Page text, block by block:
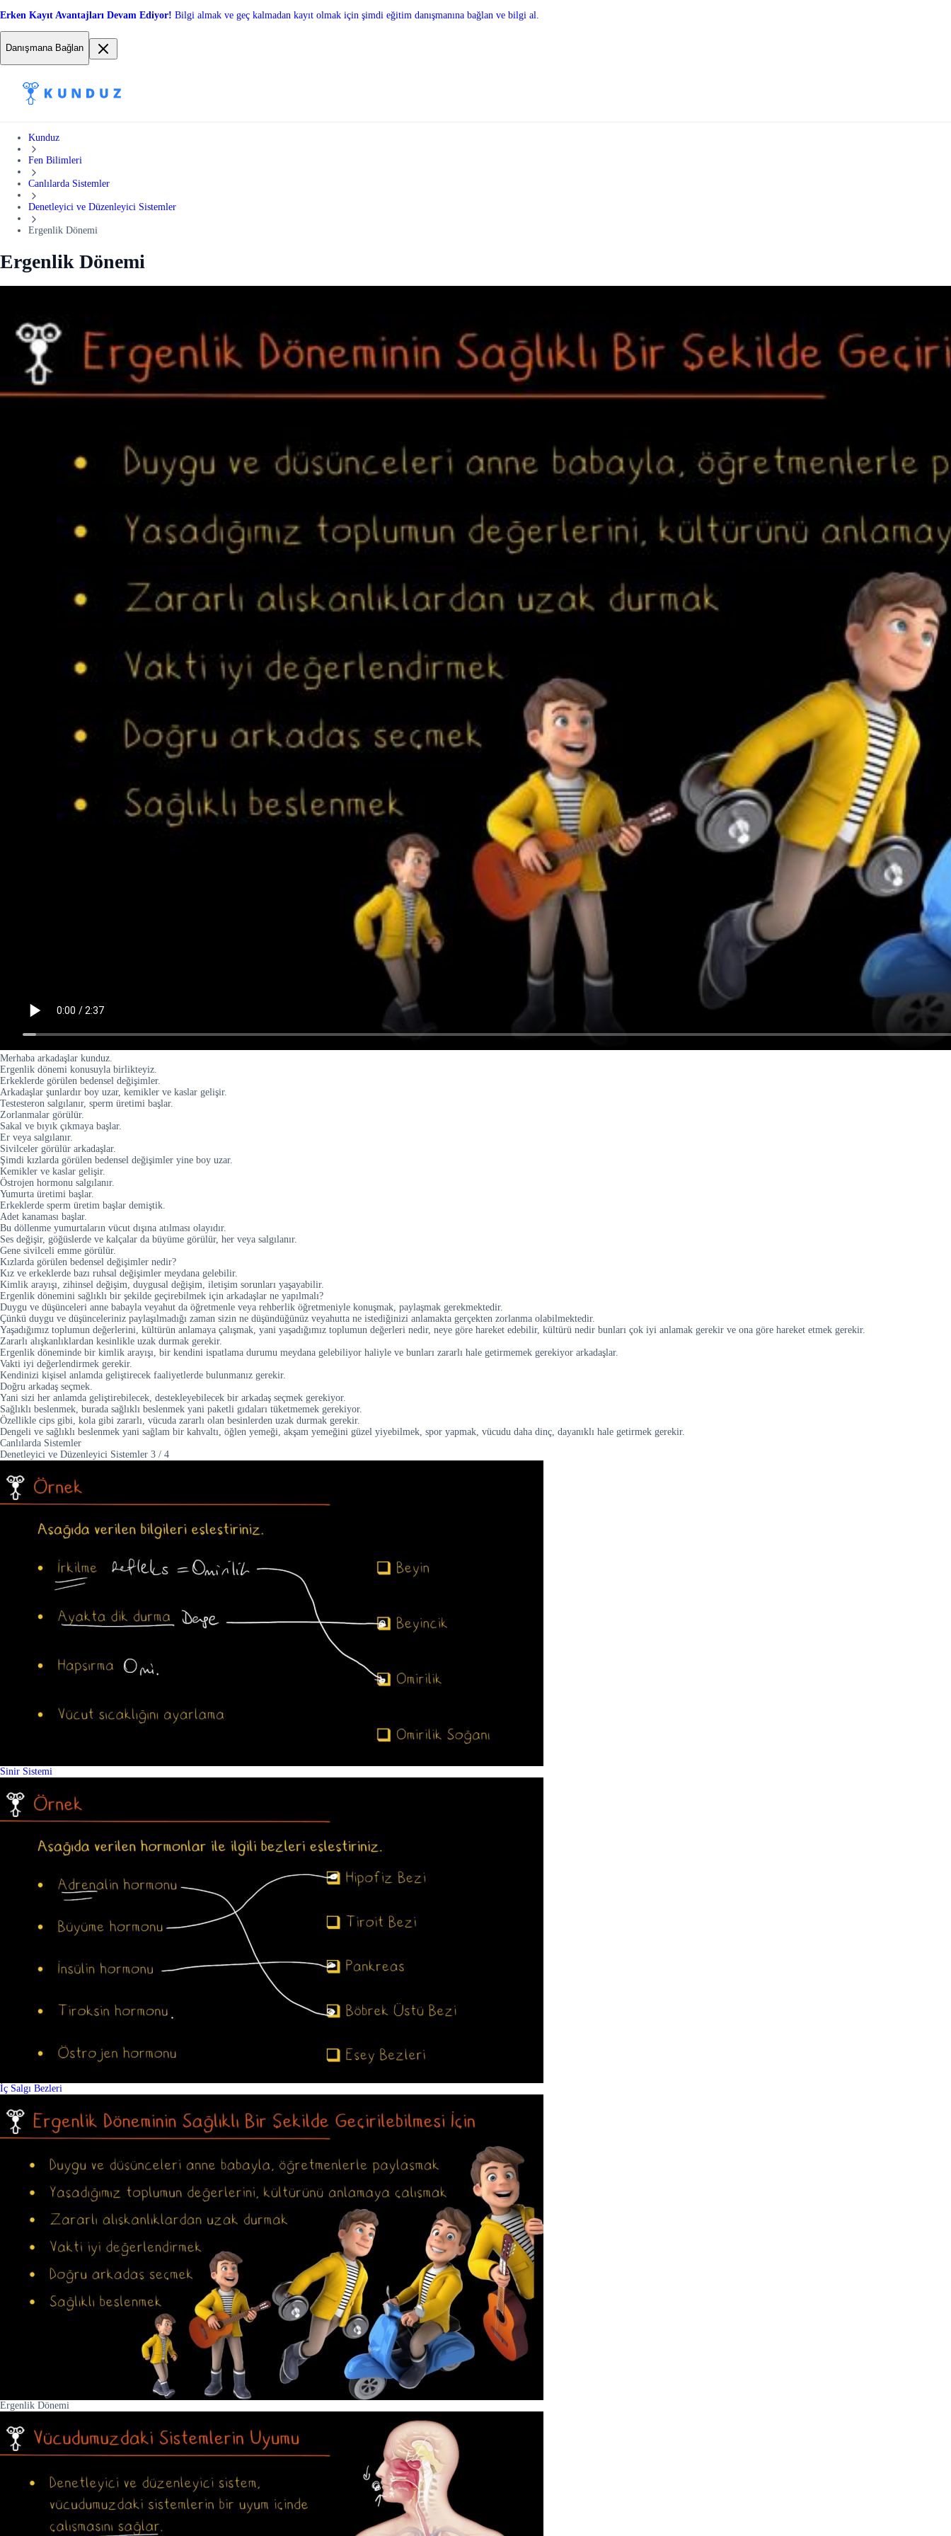
Erken Kayıt Avantajları Devam Ediyor! Bilgi almak ve geç kalmadan kayıt olmak için şimdi eğitim danışmanına bağlan ve bilgi al.
Danışmana Bağlan
Kunduz
Fen Bilimleri
Canlılarda Sistemler
Denetleyici ve Düzenleyici Sistemler
Ergenlik Dönemi
Ergenlik Dönemi
Merhaba arkadaşlar kunduz.
Ergenlik dönemi konusuyla birlikteyiz.
Erkeklerde görülen bedensel değişimler.
Arkadaşlar şunlardır boy uzar, kemikler ve kaslar gelişir.
Testesteron salgılanır, sperm üretimi başlar.
Zorlanmalar görülür.
Sakal ve bıyık çıkmaya başlar.
Er veya salgılanır.
Sivilceler görülür arkadaşlar.
Şimdi kızlarda görülen bedensel değişimler yine boy uzar.
Kemikler ve kaslar gelişir.
Östrojen hormonu salgılanır.
Yumurta üretimi başlar.
Erkeklerde sperm üretim başlar demiştik.
Adet kanaması başlar.
Bu döllenme yumurtaların vücut dışına atılması olayıdır.
Ses değişir, göğüslerde ve kalçalar da büyüme görülür, her veya salgılanır.
Gene sivilceli emme görülür.
Kızlarda görülen bedensel değişimler nedir?
Kız ve erkeklerde bazı ruhsal değişimler meydana gelebilir.
Kimlik arayışı, zihinsel değişim, duygusal değişim, iletişim sorunları yaşayabilir.
Ergenlik dönemini sağlıklı bir şekilde geçirebilmek için arkadaşlar ne yapılmalı?
Duygu ve düşünceleri anne babayla veyahut da öğretmenle veya rehberlik öğretmeniyle konuşmak, paylaşmak gerekmektedir.
Çünkü duygu ve düşünceleriniz paylaşılmadığı zaman sizin ne düşündüğünüz veyahutta ne istediğinizi anlamakta gerçekten zorlanma olabilmektedir.
Yaşadığımız toplumun değerlerini, kültürün anlamaya çalışmak, yani yaşadığımız toplumun değerleri nedir, neye göre hareket edebilir, kültürü nedir bunları çok iyi anlamak gerekir ve ona göre hareket etmek gerekir.
Zararlı alışkanlıklardan kesinlikle uzak durmak gerekir.
Ergenlik döneminde bir kimlik arayışı, bir kendini ispatlama durumu meydana gelebiliyor haliyle ve bunları zararlı hale getirmemek gerekiyor arkadaşlar.
Vakti iyi değerlendirmek gerekir.
Kendinizi kişisel anlamda geliştirecek faaliyetlerde bulunmanız gerekir.
Doğru arkadaş seçmek.
Yani sizi her anlamda geliştirebilecek, destekleyebilecek bir arkadaş seçmek gerekiyor.
Sağlıklı beslenmek, burada sağlıklı beslenmek yani paketli gıdaları tüketmemek gerekiyor.
Özellikle cips gibi, kola gibi zararlı, vücuda zararlı olan besinlerden uzak durmak gerekir.
Dengeli ve sağlıklı beslenmek yani sağlam bir kahvaltı, öğlen yemeği, akşam yemeğini güzel yiyebilmek, spor yapmak, vücudu daha dinç, dayanıklı hale getirmek gerekir.
Canlılarda Sistemler
Denetleyici ve Düzenleyici Sistemler 3 / 4
Sinir Sistemi
İç Salgı Bezleri
Ergenlik Dönemi